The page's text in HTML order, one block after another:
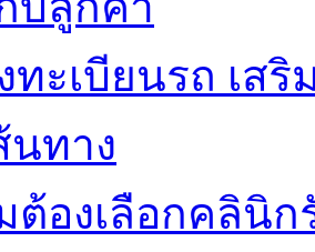
ทะเบียนรถ เส
นทาง
ต้องเลือกคลินิ